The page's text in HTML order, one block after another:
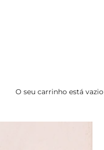
O seu carrinho está vazio